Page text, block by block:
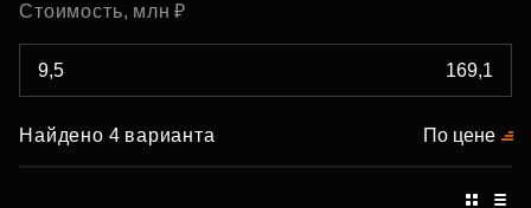
Стоимость, млн ₽
Найдено 4 варианта По цене